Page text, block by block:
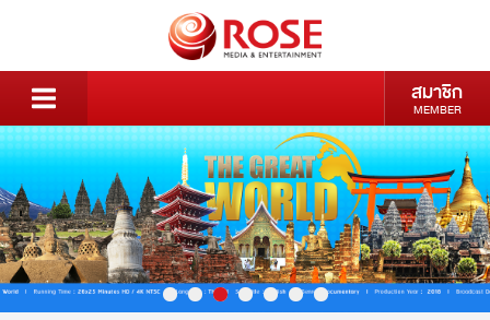
สมาชิก
MEMBER